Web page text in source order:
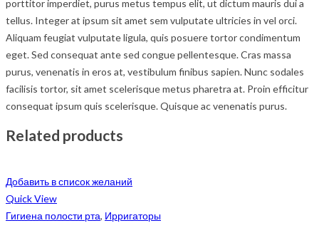
porttitor imperdiet, purus metus tempus elit, ut dictum mauris dui a
tellus. Integer at ipsum sit amet sem vulputate ultricies in vel orci.
Aliquam feugiat vulputate ligula, quis posuere tortor condimentum
eget. Sed consequat ante sed congue pellentesque. Cras massa
purus, venenatis in eros at, vestibulum finibus sapien. Nunc sodales
facilisis tortor, sit amet scelerisque metus pharetra at. Proin efficitur
consequat ipsum quis scelerisque. Quisque ac venenatis purus.
Related products
Добавить в список желаний
Quick View
Гигиена полости рта, Ирригаторы